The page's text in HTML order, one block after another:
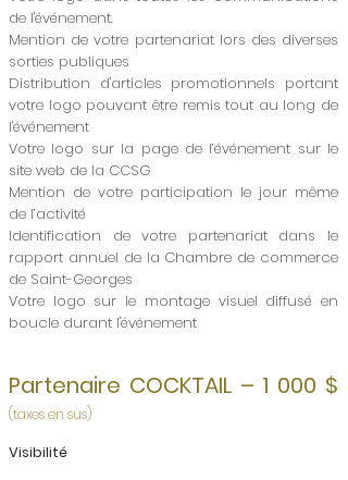
de l'événement.
Mention de votre partenariat lors des diverses
sorties publiques
Distribution d'articles promotionnels portant
votre logo pouvant être remis tout au long de
l'événement
Votre logo sur la page de l’événement sur le
site web de la CCSG
Mention de votre participation le jour même
de l’activité
Identification de votre partenariat dans le
rapport annuel de la Chambre de commerce
de Saint-Georges
Votre logo sur le montage visuel diffusé en
boucle durant l'événement
Partenaire COCKTAIL – 1 000 $
(taxes en sus)
Visibilité